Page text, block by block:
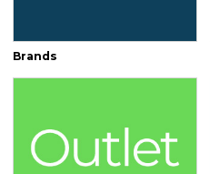
Brands